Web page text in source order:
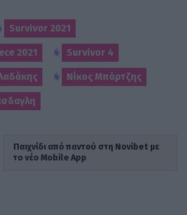
Survivor 2021
2021 Survivor 4
Νίκος Μπάρτζης
Παιχνίδι από παντού στη Novibet με
το νέο Mobile App